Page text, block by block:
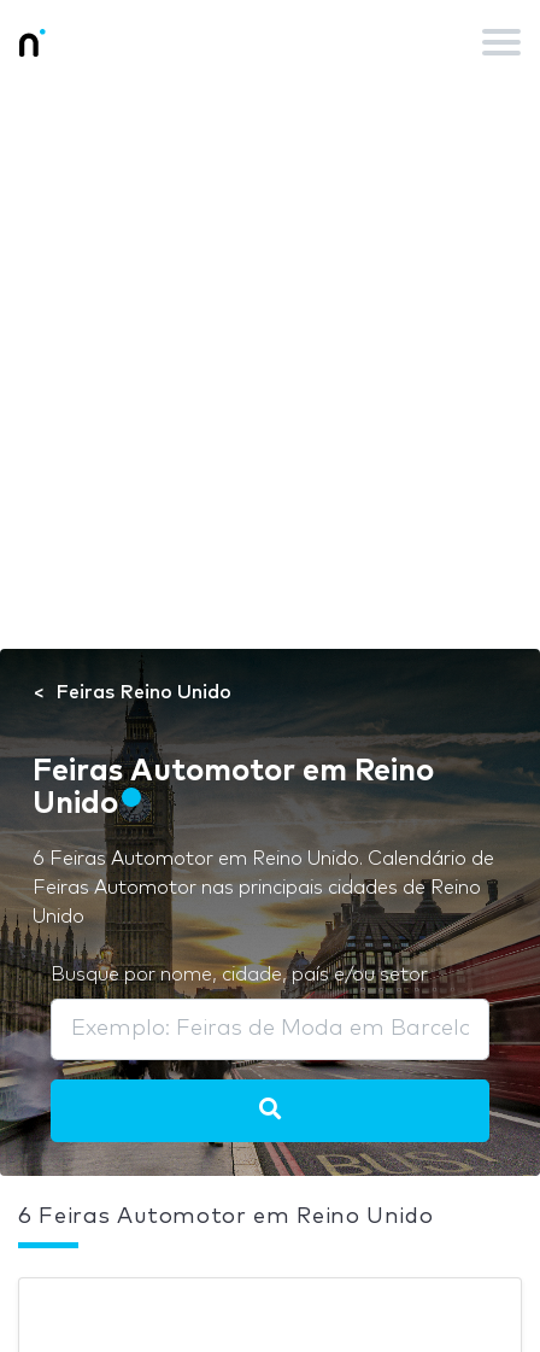
Feiras Reino Unido
Feiras Automotor em Reino
Unido
6 Feiras Automotor em Reino Unido. Calendário de
Feiras Automotor nas principais cidades de Reino
Unido
Busque por nome, cidade, país e/ou setor
6 Feiras Automotor em Reino Unido